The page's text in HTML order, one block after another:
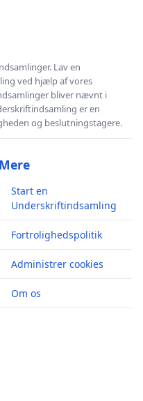
Lav en
ved hjælp af vores
bliver nævnt i
er en
og beslutningstagere.
Mere
Start en
Underskriftindsamling
Fortrolighedspolitik
Administrer cookies
Om os